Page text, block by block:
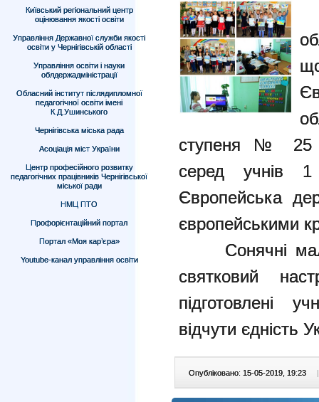
Київський регіональний центр
оцінювання якості освіти
Управління Державної служби якості
освіти у Чернігівській області
Управління освіти і науки
облдержадміністрації
Обласний інститут післядипломної
педагогічної освіти імені
К.Д.Ушинського
Чернігівська міська рада
Асоціація міст України
Центр професійного розвитку
педагогічних працівників Чернігівської
міської ради
НМЦ ПТО
Профорієнтаційний портал
Портал «Моя кар’єра»
Youtube-канал управління освіти
ступеня № 25
серед учнів
Європейська
європейськими
Сонячні
святковий
підготовлені
відчути єдність
Опубліковано: 15-05-2019, 19:23 |